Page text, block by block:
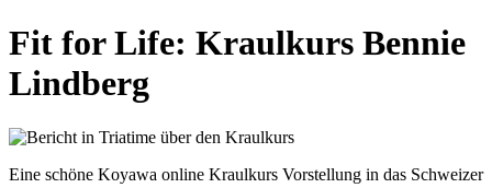
Fit for Life: Kraulkurs Bennie
Lindberg
Eine schöne Koyawa online Kraulkurs Vorstellung in das Schweizer